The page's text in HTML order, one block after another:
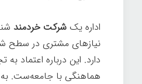
اداره یک شرکت خردمند
نیازهای مشتری در سطح
دارد. این درباره اعتماد
هماهنگی با جامعه‌ست.